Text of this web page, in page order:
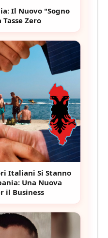
Il Nuovo "Sogno
Zero
Italiani Si Stanno
Una Nuova
il Business